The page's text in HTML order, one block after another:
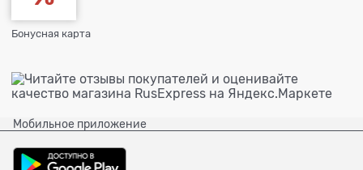
Бонусная карта
Мобильное приложение